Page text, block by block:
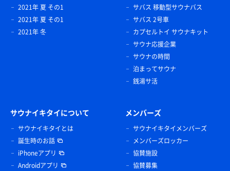
2021年 夏 その1
2021年 夏 その1
2021年 冬
サバス 移動型サウナバス
サバス 2号車
カプセルトイ サウナキット
サウナ応援企業
サウナの時間
泊まってサウナ
銭湯サ活
サウナイキタイについて
サウナイキタイとは
誕生時のお話
iPhoneアプリ
Androidアプリ
メンバーズ
サウナイキタイメンバーズ
メンバーズロッカー
協賛施設
協賛募集